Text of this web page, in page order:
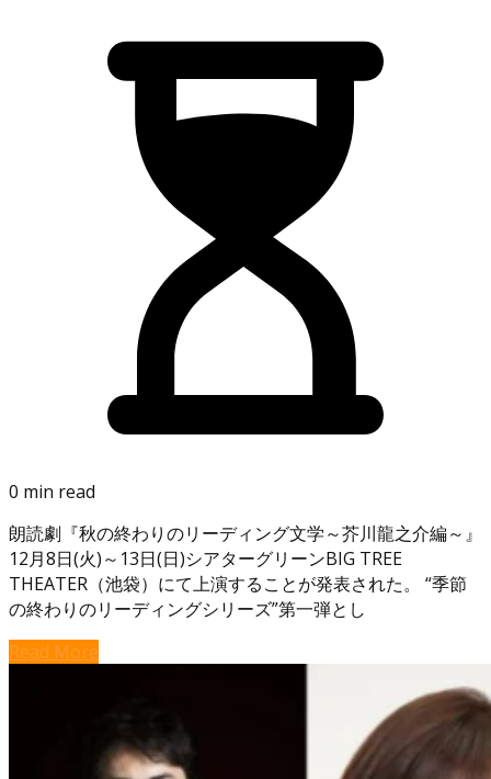
0 min read
朗読劇『秋の終わりのリーディング文学～芥川龍之介編～』
12月8日(火)～13日(日)シアターグリーンBIG TREE
THEATER（池袋）にて上演することが発表された。 “季節
の終わりのリーディングシリーズ”第一弾とし
Read More